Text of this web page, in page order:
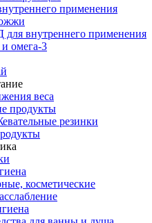
применения
внутреннего применения
омега-3
веса
продукты
резинки
косметические